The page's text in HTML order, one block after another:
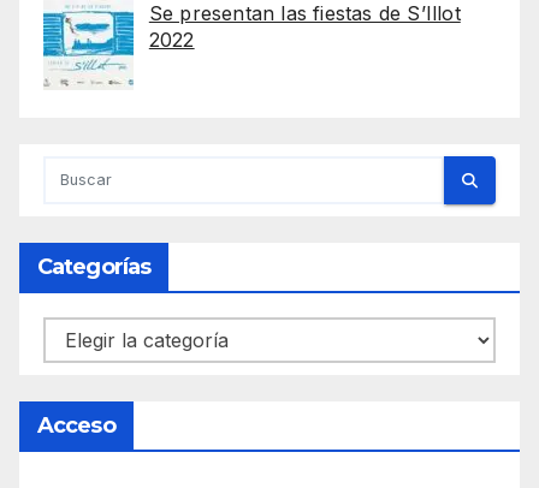
Se presentan las fiestas de S’Illot
2022
Categorías
Categorías
Acceso